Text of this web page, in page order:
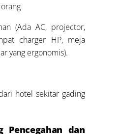
(Ada AC, projector,
charger HP, meja
yang ergonomis).
hotel sekitar gading
Pencegahan dan